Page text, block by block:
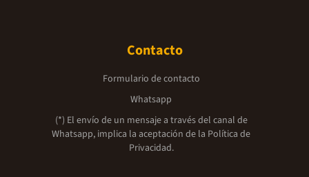
Contacto
Formulario de contacto
Whatsapp
(*) El envío de un mensaje a través del canal de
Whatsapp, implica la aceptación de la Política de
Privacidad.